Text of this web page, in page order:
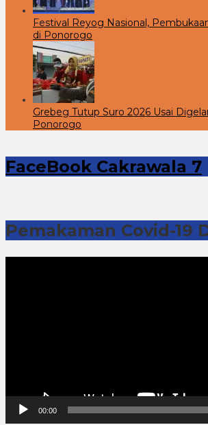
Festival Reyog Nasional,
di Ponorogo
Grebeg Tutup Suro 2026 Usai
Ponorogo
FaceBook Cakrawala 7
Pemakaman Covid-19
00:00